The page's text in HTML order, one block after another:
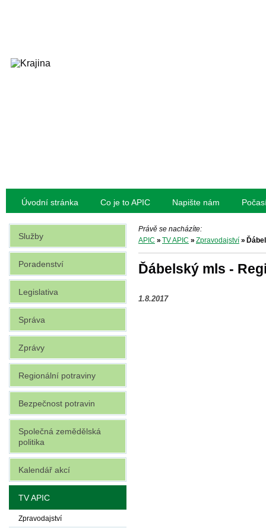
Úvodní stránka Co je to APIC Napište nám
Právě se nacházíte:
APIC » TV APIC » Zpravodajství »
Ďábelský mls -
1.8.2017
Služby
Poradenství
Legislativa
Správa
Zprávy
Regionální potraviny
Bezpečnost potravin
Společná zemědělská
politika
Kalendář akcí
TV APIC
Zpravodajství